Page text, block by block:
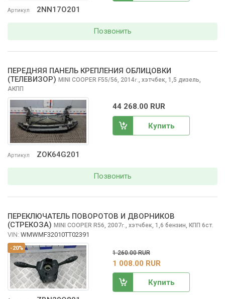
Артикул 2NN17O201
Позвонить
Артикул ZOK64G201
ПЕРЕДНЯЯ ПАНЕЛЬ КРЕПЛЕНИЯ ОБЛИЦОВКИ
(ТЕЛЕВИЗОР) MINI COOPER F55/56, 2014г., хэтчбек, 1,5 дизель,
АКПП
44 268.00 RUR
Купить
Позвонить
-20%
ПЕРЕКЛЮЧАТЕЛЬ ПОВОРОТОВ И ДВОРНИКОВ
(СТРЕКОЗА) MINI COOPER R56, 2007г. хэтчбек, 1,6 бензин, КПП 6ст.
VIN: WMWMF32010TT02391
1 260.00 RUR
1 008.00 RUR
Купить